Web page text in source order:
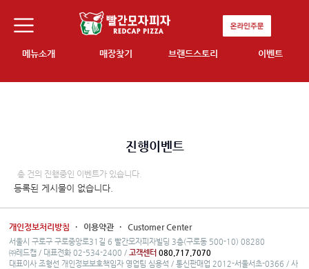
메뉴소개 매장찾기 브랜드스토리 이벤트
진행이벤트
총 건의 진행중인 이벤트가 있습니다.
등록된 게시물이 없습니다.
개인정보처리방침 · 이용약관 · Customer Center
서울시 구로구 구로중앙로31길 6 빨간모자피자빌딩 3층(구로동 500-10) 08280
㈜레드캡 / 대표전화 02-534-2400 /고객센터 080.717.7070
대표이사 조형선 개인정보보호책임자 영업팀 심용석 / 통신판매업 2012-서울서초-0366 / 사